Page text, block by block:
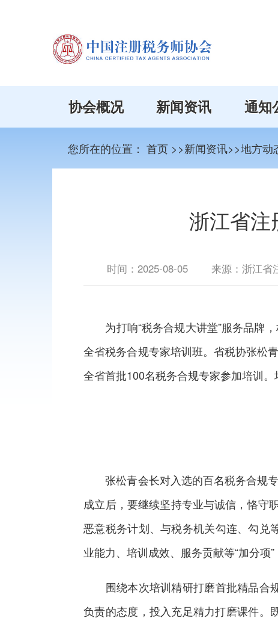
协会概况 新闻资讯 通知
您所在的位置： 首页 >>新闻资讯>>地方动
浙江省注
时间： 2025-08-05 来源：浙江省
为打响“税务合规大讲堂”服务品牌，
全省税务合规专家培训班。省税协张松
全省首批100名税务合规专家参加培训。
张松青会长对入选的百名税务合规专
成立后，要继续坚持专业与诚信，恪守
恶意税务计划、与税务机关勾连、勾兑
业能力、培训成效、服务贡献等“加分项
围绕本次培训精研打磨首批精品合规
负责的态度，投入充足精力打磨课件。